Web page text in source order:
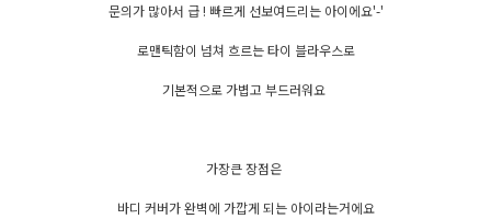
문의가 많아서 급 ! 빠르게 선보여드리는 아이에요'-'
로맨틱함이 넘쳐 흐르는 타이 블라우스로
기본적으로 가볍고 부드러워요
가장큰 장점은
바디 커버가 완벽에 가깝게 되는 아이라는거에요